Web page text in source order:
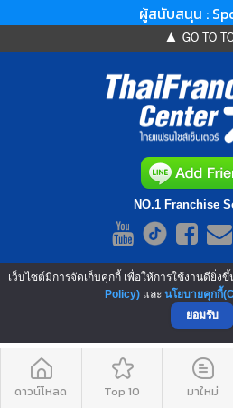
ผู้สนับสนุน :
▲ GO TO
NO.1 Franchise
เว็บไซต์มีการจัดเก็บคุกกี้ เพื่อให้การใช้งานดียิ่งขึ้
Policy)และ นโยบายคุกกี้
ยอมรับ
ดาวน์โหลด Top 10 มาใหม่